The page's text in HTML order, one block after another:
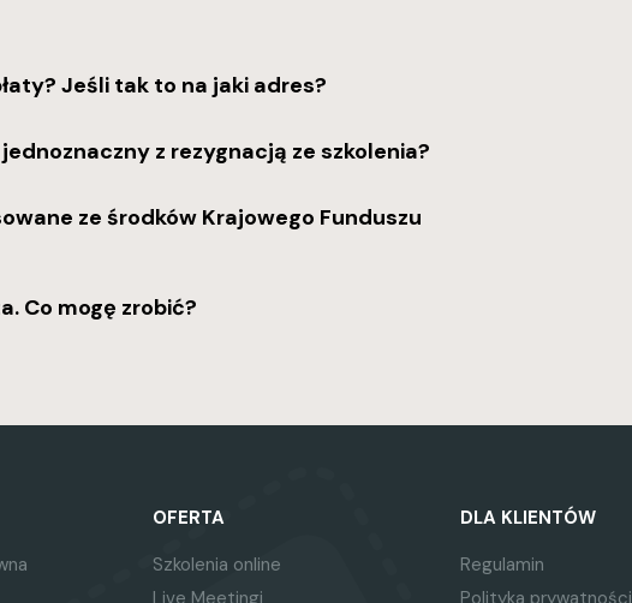
Jeśli tak to na jaki adres?
z rezygnacją ze szkolenia?
ze środków Krajowego Funduszu
Co mogę zrobić?
OFERTA
Szkolenia online
DLA KLIENTÓW
Regulamin